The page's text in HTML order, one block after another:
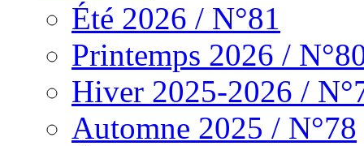
Été 2026 / N°81
Printemps 2026 /
Hiver 2025-2026 /
Automne 2025 / N°78